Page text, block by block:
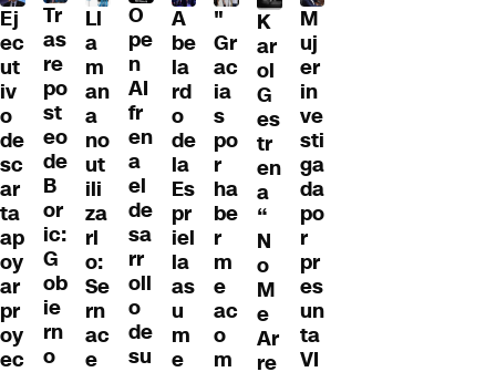
Ej
ec
ut
iv
o
de
sc
ar
ta
ap
oy
ar
pr
oy
ec
Tr
as
re
po
st
eo
de
B
or
ic:
G
ob
ie
rn
o
Ll
a
m
an
a
no
ut
ili
za
rl
o:
Se
rn
ac
e
O
pe
n
AI
fr
en
a
el
de
sa
rr
oll
o
de
su
A
be
la
rd
o
de
la
Es
pr
iel
la
as
u
m
e
"
Gr
ac
ia
s
po
r
ha
be
r
m
e
ac
o
m
K
ar
ol
G
es
tr
en
a
“
N
o
M
e
Ar
re
M
uj
er
in
ve
sti
ga
da
po
r
pr
es
un
ta
VI